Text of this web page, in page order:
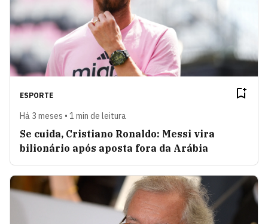
ESPORTE
Há 3 meses • 1 min de leitura
Se cuida, Cristiano Ronaldo: Messi vira
bilionário após aposta fora da Arábia